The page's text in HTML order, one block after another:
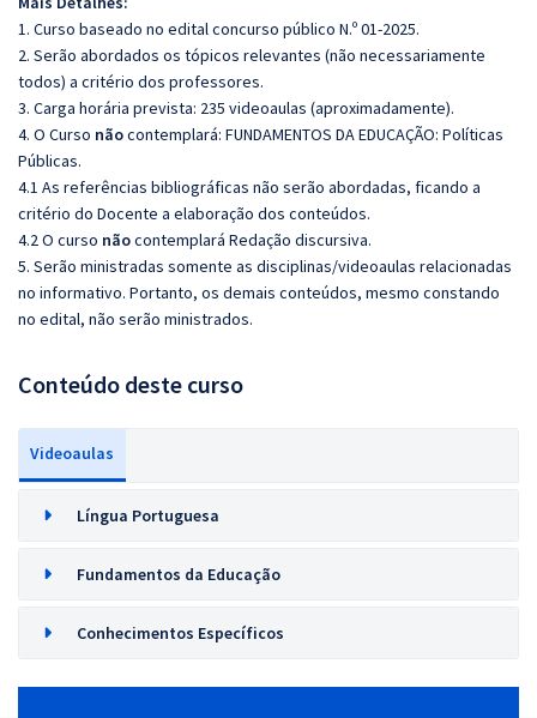
1. Curso baseado no edital concurso público N.º 01-2025.
2. Serão abordados os tópicos relevantes (não necessariamente
todos) a critério dos professores.
3. Carga horária prevista: 235 videoaulas (aproximadamente).
4. O Curso nãocontemplará: FUNDAMENTOS DA EDUCAÇÃO: Políticas
Públicas.
4.1 As referências bibliográficas não serão abordadas, ficando a
critério do Docente a elaboração dos conteúdos.
4.2 O curso nãocontemplará Redação discursiva.
5. Serão ministradas somente as disciplinas/videoaulas relacionadas
no informativo. Portanto, os demais conteúdos, mesmo constando
no edital, não serão ministrados.
Conteúdo deste curso
Videoaulas
Língua Portuguesa
Fundamentos da Educação
Conhecimentos Específicos